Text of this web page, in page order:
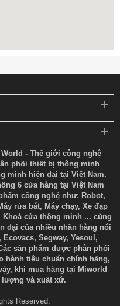
- Thế giới công nghệ
phối thiết bị thông minh
minh hiện đại tại Việt Nam.
6 cửa hàng tại Việt Nam
công nghệ như: Robot,
rửa bát, Máy chạy, Xe đạp
cửa thông minh ... cùng
đại của nhiều nhãn hàng nổi
Segway, Yesoul,
sản phẩm được phân phối
hành tiêu chuẩn chính hãng,
khi mua hàng tại Miworld
lượng và xuất xứ.
Reserved.